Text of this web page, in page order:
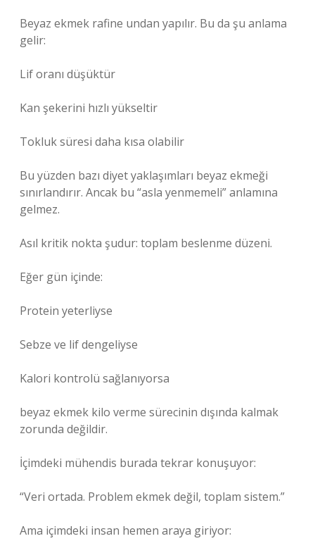
Beyaz ekmek rafine undan yapılır. Bu da şu anlama
gelir:
Lif oranı düşüktür
Kan şekerini hızlı yükseltir
Tokluk süresi daha kısa olabilir
Bu yüzden bazı diyet yaklaşımları beyaz ekmeği
sınırlandırır. Ancak bu “asla yenmemeli” anlamına
gelmez.
Asıl kritik nokta şudur: toplam beslenme düzeni.
Eğer gün içinde:
Protein yeterliyse
Sebze ve lif dengeliyse
Kalori kontrolü sağlanıyorsa
beyaz ekmek kilo verme sürecinin dışında kalmak
zorunda değildir.
İçimdeki mühendis burada tekrar konuşuyor:
“Veri ortada. Problem ekmek değil, toplam sistem.”
Ama içimdeki insan hemen araya giriyor: